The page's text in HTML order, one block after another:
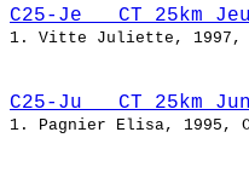
C25-Je   CT 25km
1. Vitte Juliette,
C25-Ju   CT 25km
1. Pagnier Elisa,